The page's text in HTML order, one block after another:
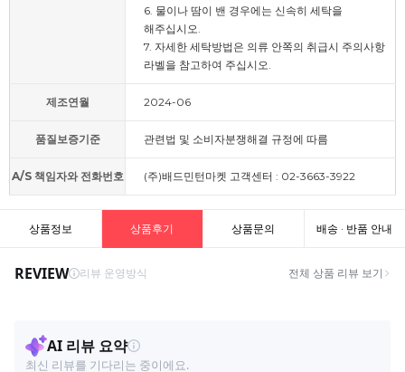
6. 물이나 땀이 밴 경우에는 신속히 세탁을
해주십시오.
7. 자세한 세탁방법은 의류 안쪽의 취급시 주의사항
라벨을 참고하여 주십시오.
제조연월 2024-06
품질보증기준 관련법 및 소비자분쟁해결 규정에 따름
A/S 책임자와 전화번호 (주)배드민턴마켓 고객센터 : 02-3663-3922
상품정보 상품후기 상품문의 배송 · 반품 안내